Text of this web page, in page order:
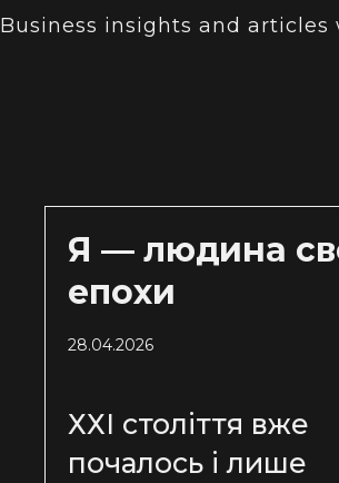
Business insights and
Я — людина
епохи
28.04.2026
ХХІ століття вже
почалось і лише